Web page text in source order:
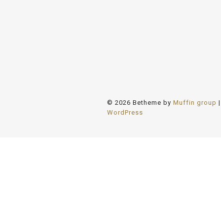
© 2026 Betheme by Muffin group
WordPress